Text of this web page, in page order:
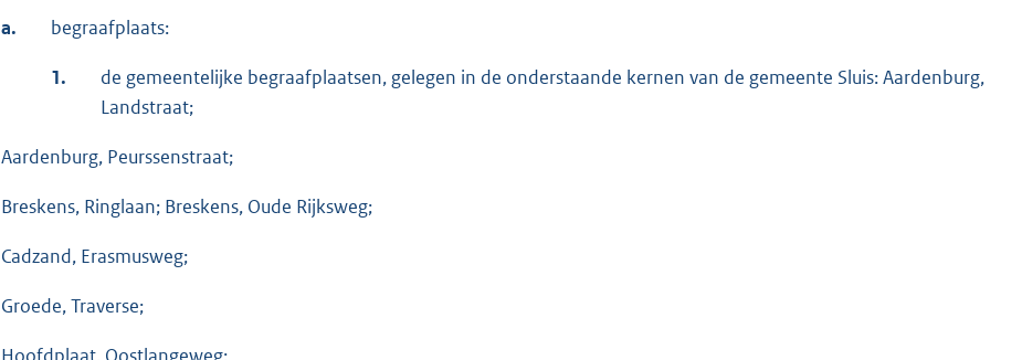
a. begraafplaats:
1.
de gemeentelijke begraafplaatsen, gelegen in de onderstaande kernen van de gemeente Sluis: Aardenburg,
Landstraat;
Aardenburg, Peurssenstraat;
Breskens, Ringlaan; Breskens, Oude Rijksweg;
Cadzand, Erasmusweg;
Groede, Traverse;